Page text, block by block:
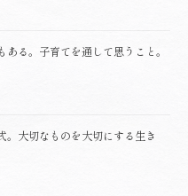
る。子育てを通して思うこと。
。大切なものを大切にする生き